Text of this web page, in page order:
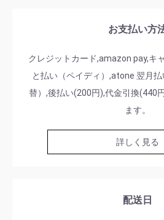
お支払い方
クレジットカード,amazon pay,キ
と払い（ペイディ）,atone 翌月
替）,後払い(200円),代金引換(440
ます。
詳しく見る
配送日